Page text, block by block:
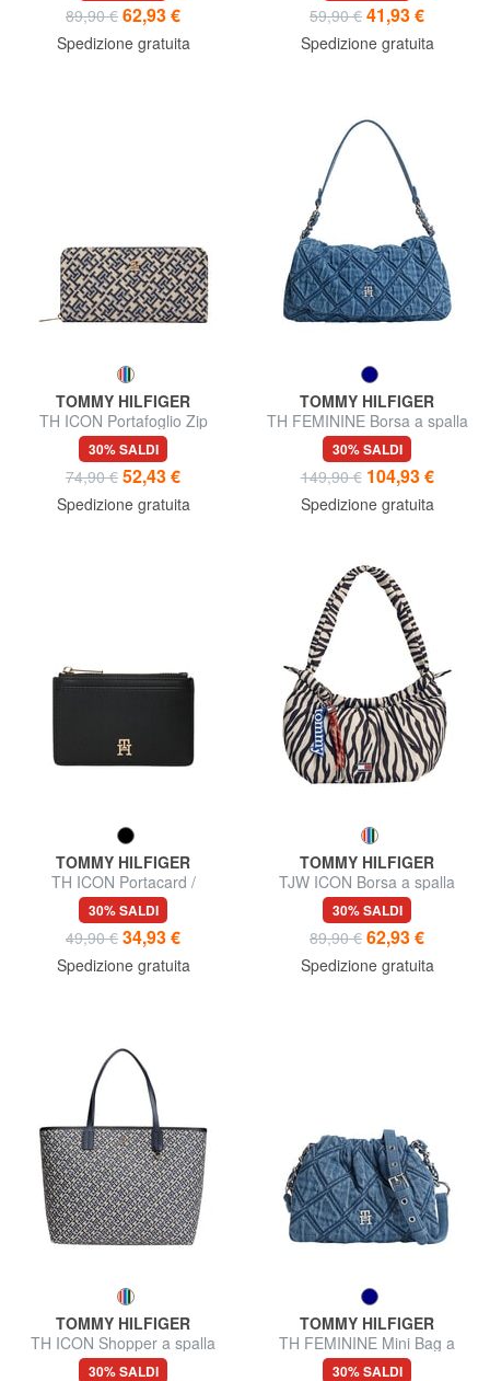
89,90 € 62,93 €
Spedizione gratuita
59,90 € 41,93 €
Spedizione gratuita
TOMMY HILFIGER
TH ICON Portafoglio Zip
Around
30% SALDI
74,90 € 52,43 €
Spedizione gratuita
TOMMY HILFIGER
TH FEMININE Borsa a spalla
in denim
30% SALDI
149,90 € 104,93 €
Spedizione gratuita
TOMMY HILFIGER
TH ICON Portacard /
Portamonete
30% SALDI
49,90 € 34,93 €
Spedizione gratuita
TOMMY HILFIGER
TJW ICON Borsa a spalla
30% SALDI
89,90 € 62,93 €
Spedizione gratuita
TOMMY HILFIGER
TH ICON Shopper a spalla
30% SALDI
TOMMY HILFIGER
TH FEMININE Mini Bag a
tracolla
30% SALDI